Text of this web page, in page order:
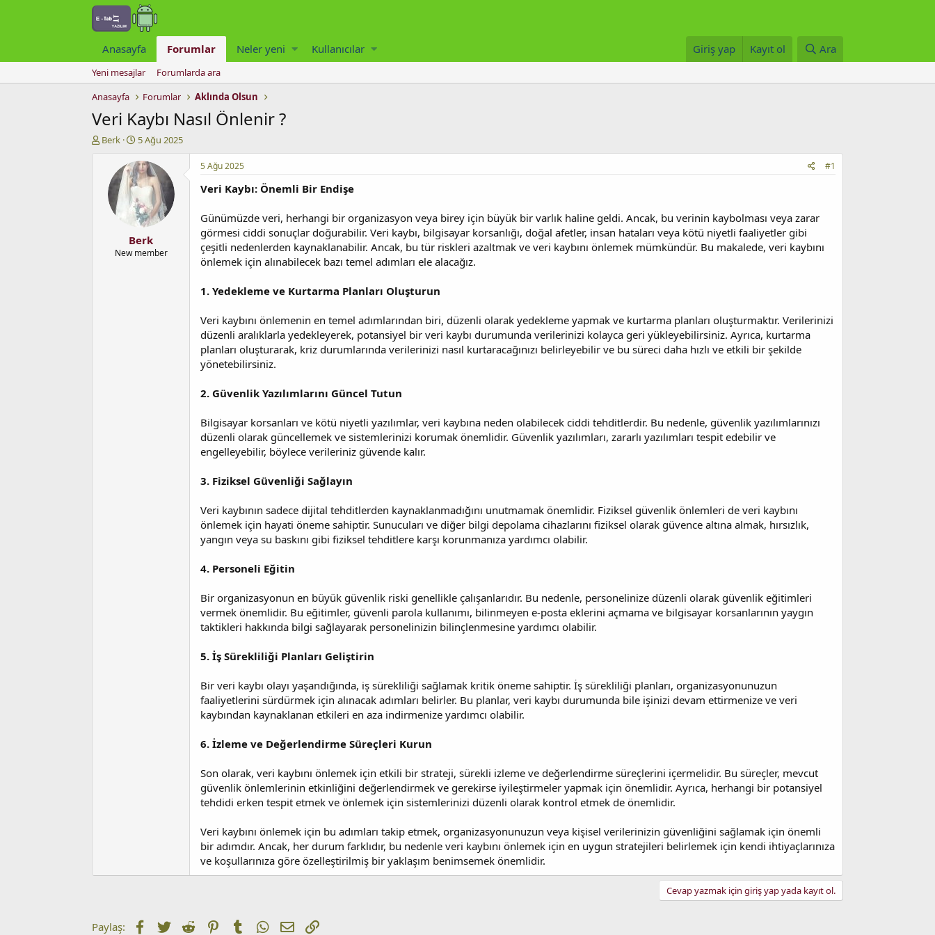
Anasayfa Forumlar Neler yeni Kullanıcılar Giriş yap Kayıt ol Ara
Yeni mesajlar
Forumlarda ara
Anasayfa
Forumlar Aklında Olsun
Veri Kaybı Nasıl Önlenir ?
K
Berk
B
ş
l
a
n
g
ç
t
5 Ağu 2025
Berk
New member
5 Ağu 2025 #1
Veri Kaybı: Önemli Bir Endişe
Günümüzde veri, herhangi bir organizasyon veya birey için büyük bir varlık haline geldi. Ancak, bu verinin kaybolması veya zarar
görmesi ciddi sonuçlar doğurabilir. Veri kaybı, bilgisayar korsanlığı, doğal afetler, insan hataları veya kötü niyetli faaliyetler gibi
çeşitli nedenlerden kaynaklanabilir. Ancak, bu tür riskleri azaltmak ve veri kaybını önlemek mümkündür. Bu makalede, veri kaybını
önlemek için alınabilecek bazı temel adımları ele alacağız.
1. Yedekleme ve Kurtarma Planları Oluşturun
Veri kaybını önlemenin en temel adımlarından biri, düzenli olarak yedekleme yapmak ve kurtarma planları oluşturmaktır. Verilerinizi
düzenli aralıklarla yedekleyerek, potansiyel bir veri kaybı durumunda verilerinizi kolayca geri yükleyebilirsiniz. Ayrıca, kurtarma
planları oluşturarak, kriz durumlarında verilerinizi nasıl kurtaracağınızı belirleyebilir ve bu süreci daha hızlı ve etkili bir şekilde
yönetebilirsiniz.
2. Güvenlik Yazılımlarını Güncel Tutun
Bilgisayar korsanları ve kötü niyetli yazılımlar, veri kaybına neden olabilecek ciddi tehditlerdir. Bu nedenle, güvenlik yazılımlarınızı
düzenli olarak güncellemek ve sistemlerinizi korumak önemlidir. Güvenlik yazılımları, zararlı yazılımları tespit edebilir ve
engelleyebilir, böylece verileriniz güvende kalır.
3. Fiziksel Güvenliği Sağlayın
Veri kaybının sadece dijital tehditlerden kaynaklanmadığını unutmamak önemlidir. Fiziksel güvenlik önlemleri de veri kaybını
önlemek için hayati öneme sahiptir. Sunucuları ve diğer bilgi depolama cihazlarını fiziksel olarak güvence altına almak, hırsızlık,
yangın veya su baskını gibi fiziksel tehditlere karşı korunmanıza yardımcı olabilir.
4. Personeli Eğitin
Bir organizasyonun en büyük güvenlik riski genellikle çalışanlarıdır. Bu nedenle, personelinize düzenli olarak güvenlik eğitimleri
vermek önemlidir. Bu eğitimler, güvenli parola kullanımı, bilinmeyen e-posta eklerini açmama ve bilgisayar korsanlarının yaygın
taktikleri hakkında bilgi sağlayarak personelinizin bilinçlenmesine yardımcı olabilir.
5. İş Sürekliliği Planları Geliştirin
Bir veri kaybı olayı yaşandığında, iş sürekliliği sağlamak kritik öneme sahiptir. İş sürekliliği planları, organizasyonunuzun
faaliyetlerini sürdürmek için alınacak adımları belirler. Bu planlar, veri kaybı durumunda bile işinizi devam ettirmenize ve veri
kaybından kaynaklanan etkileri en aza indirmenize yardımcı olabilir.
6. İzleme ve Değerlendirme Süreçleri Kurun
Son olarak, veri kaybını önlemek için etkili bir strateji, sürekli izleme ve değerlendirme süreçlerini içermelidir. Bu süreçler, mevcut
güvenlik önlemlerinin etkinliğini değerlendirmek ve gerekirse iyileştirmeler yapmak için önemlidir. Ayrıca, herhangi bir potansiyel
tehdidi erken tespit etmek ve önlemek için sistemlerinizi düzenli olarak kontrol etmek de önemlidir.
Veri kaybını önlemek için bu adımları takip etmek, organizasyonunuzun veya kişisel verilerinizin güvenliğini sağlamak için önemli
bir adımdır. Ancak, her durum farklıdır, bu nedenle veri kaybını önlemek için en uygun stratejileri belirlemek için kendi ihtiyaçlarınıza
ve koşullarınıza göre özelleştirilmiş bir yaklaşım benimsemek önemlidir.
Cevap yazmak için giriş yap yada kayıt ol.
Paylaş: Facebook
TwitterReddit PinterestTumblrWhatsApp
E-postaLink